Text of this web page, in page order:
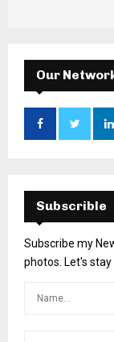
Our
Subscrible
Subscribe my
photos. Let's